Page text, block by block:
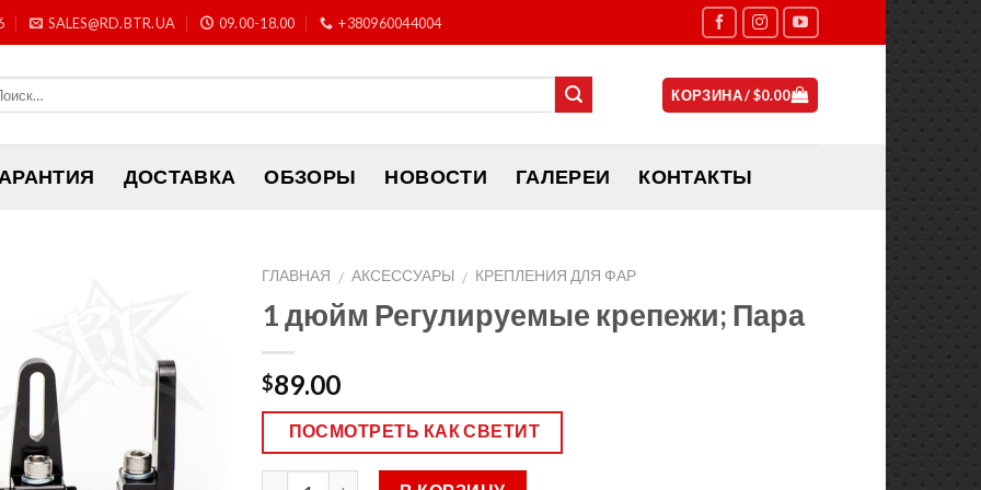
SALES@RD.BTR.UA 09.00-18.00 +380960044004
КОРЗИНА /$0.00
ДОСТАВКА ОБЗОРЫ НОВОСТИ ГАЛЕРЕИ КОНТАКТЫ
ГЛАВНАЯ / АКСЕССУАРЫ / КРЕПЛЕНИЯ ДЛЯ ФАР
1 дюйм Регулируемые крепежи; Пара
$89.00
ПОСМОТРЕТЬ КАК СВЕТИТ